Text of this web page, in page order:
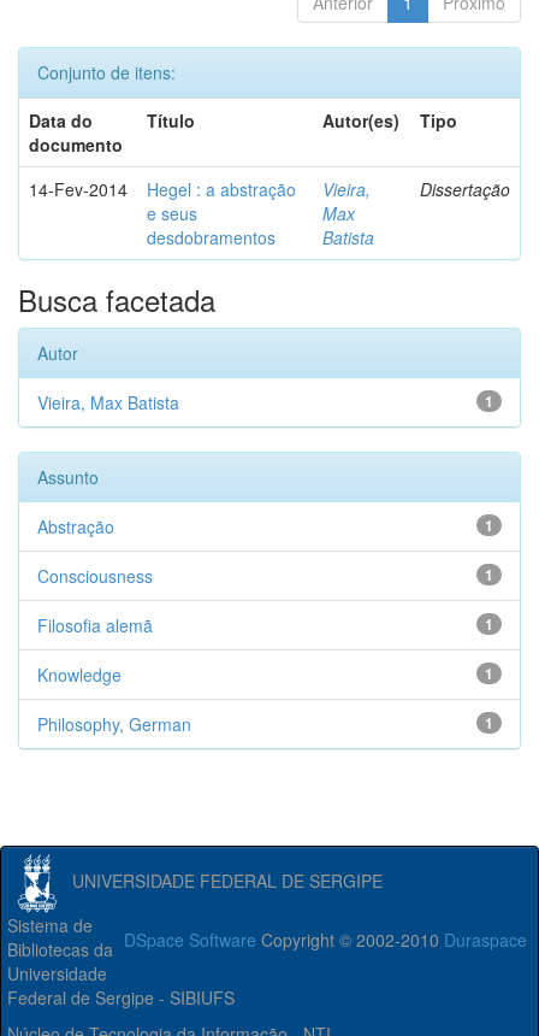
Conjunto de itens:
Data do
documento
Título Autor(es) Tipo
14-Fev-2014
Hegel : a abstração
e seus
desdobramentos
Vieira,
Max
Batista
Dissertação
Busca facetada
Autor
1
Vieira, Max Batista
Assunto
1
Abstração
1
Consciousness
1
Filosofia alemã
1
Knowledge
1
Philosophy, German
UNIVERSIDADE FEDERAL DE SERGIPE
DSpace Software Copyright © 2002-2010 Duraspace
Sistema de
Bibliotecas da
Universidade
Federal de Sergipe - SIBIUFS